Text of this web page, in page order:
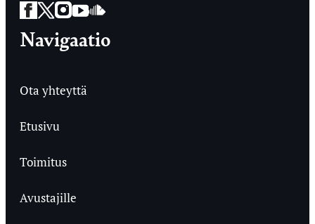
Facebook
Twitter
Instagram
YouTube
SoundCloud
Navigaatio
Ota yhteyttä
Etusivu
Toimitus
Avustajille